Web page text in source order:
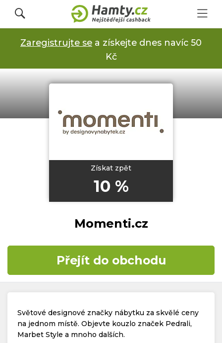
Přihlásit se
Registrovat
Obchody
Časté dotazy
Kontakt
Zaregistrujte se a získejte dnes navíc 50
Kč
Získat zpět
10 %
Momenti.cz
Přejít do obchodu
Světové designové značky nábytku za skvělé ceny
na jednom místě. Objevte kouzlo značek Pedrali,
Marbet Style a mnoho dalších.